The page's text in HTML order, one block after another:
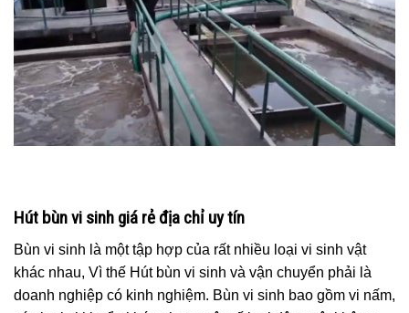
Hút bùn vi sinh giá rẻ địa chỉ uy tín
Bùn vi sinh là một tập hợp của rất nhiều loại vi sinh vật
khác nhau, Vì thế Hút bùn vi sinh và vận chuyển phải là
doanh nghiệp có kinh nghiệm. Bùn vi sinh bao gồm vi nấm,